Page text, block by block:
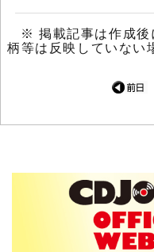
※ 掲載記事は作成後
柄等は反映していない